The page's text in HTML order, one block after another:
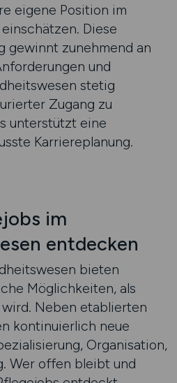
eigene Position im
Diese
gewinnt zunehmend an
und
stetig
Zugang zu
unterstützt eine
Karriereplanung.
im
entdecken
bieten
Möglichkeiten, als
Neben etablierten
kontinuierlich neue
Organisation,
Wer offen bleibt und